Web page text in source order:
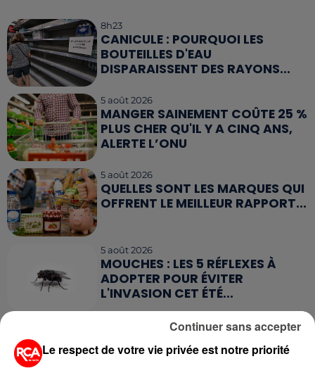
8h23
CANICULE : POURQUOI LES
BOUTEILLES D'EAU
DISPARAISSENT DES RAYONS...
5 août 2026
MANGER SAINEMENT COÛTE 25 %
PLUS CHER QU'IL Y A CINQ ANS,
ALERTE L’ONU
5 août 2026
QUELLES SONT LES MARQUES QUI
OFFRENT LE MEILLEUR RAPPORT...
5 août 2026
MOUCHES : LES 5 RÉFLEXES À
ADOPTER POUR ÉVITER
L'INVASION CET ÉTÉ...
ÉCLIPSE SOLAIRE DU 12 AOÛT : LA
RUÉE VERS LES LUNETTES DE...
Le respect de votre vie privée est notre priorité
Continuer sans accepter